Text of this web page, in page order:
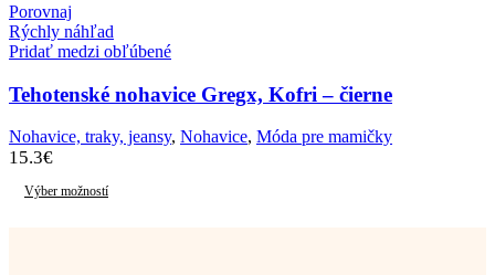
Porovnaj
Rýchly náhľad
Pridať medzi obľúbené
Tehotenské nohavice Gregx, Kofri – čierne
Nohavice, traky, jeansy, Nohavice, Móda pre mamičky
15.3€
Výber možností